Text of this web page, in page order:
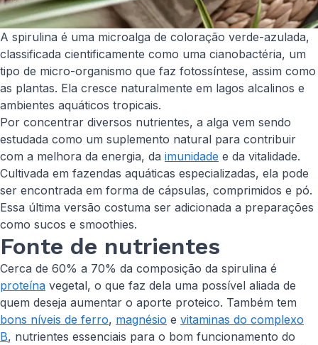
A spirulina é uma microalga de coloração verde-azulada,
classificada cientificamente como uma cianobactéria, um
tipo de micro-organismo que faz fotossíntese, assim como
as plantas. Ela cresce naturalmente em lagos alcalinos e
ambientes aquáticos tropicais.
Por concentrar diversos nutrientes, a alga vem sendo
estudada como um suplemento natural para contribuir
com a melhora da energia, da imunidade e da vitalidade.
Cultivada em fazendas aquáticas especializadas, ela pode
ser encontrada em forma de cápsulas, comprimidos e pó.
Essa última versão costuma ser adicionada a preparações
como sucos e smoothies.
Fonte de nutrientes
Cerca de 60% a 70% da composição da spirulina é
proteína vegetal, o que faz dela uma possível aliada de
quem deseja aumentar o aporte proteico. Também tem
bons níveis de ferro, magnésio e vitaminas do complexo
B, nutrientes essenciais para o bom funcionamento do